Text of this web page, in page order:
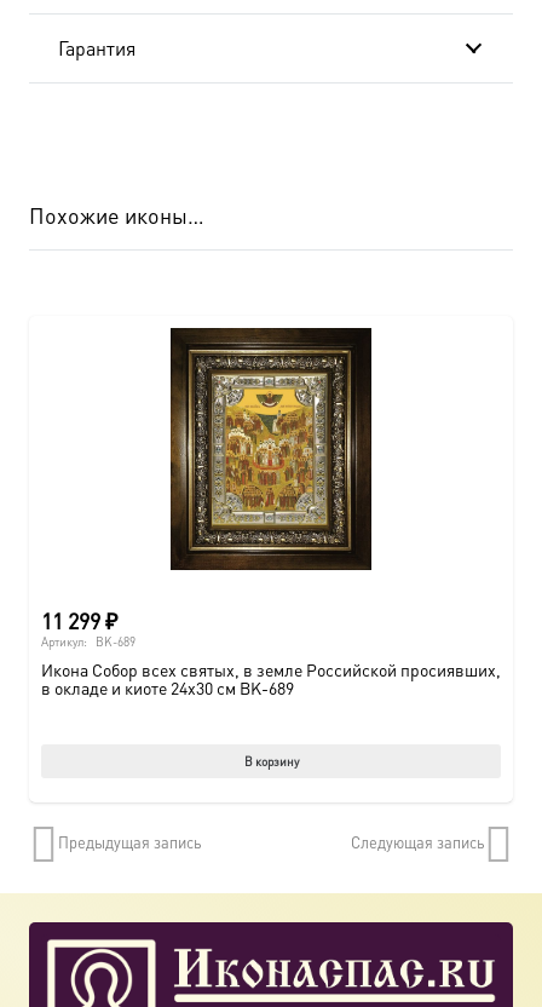
Гарантия
Похожие иконы…
11 299₽
Артикул: BK-689
Икона Собор всех святых, в земле Российской просиявших,
в окладе и киоте 24х30 см BK-689
В корзину
Предыдущая запись Следующая запись